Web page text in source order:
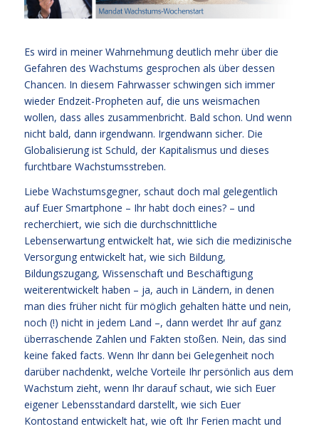
Es wird in meiner Wahrnehmung deutlich mehr über die
Gefahren des Wachstums gesprochen als über dessen
Chancen. In diesem Fahrwasser schwingen sich immer
wieder Endzeit-Propheten auf, die uns weismachen
wollen, dass alles zusammenbricht. Bald schon. Und wenn
nicht bald, dann irgendwann. Irgendwann sicher. Die
Globalisierung ist Schuld, der Kapitalismus und dieses
furchtbare Wachstumsstreben.
Liebe Wachstumsgegner, schaut doch mal gelegentlich
auf Euer Smartphone – Ihr habt doch eines? – und
recherchiert, wie sich die durchschnittliche
Lebenserwartung entwickelt hat, wie sich die medizinische
Versorgung entwickelt hat, wie sich Bildung,
Bildungszugang, Wissenschaft und Beschäftigung
weiterentwickelt haben – ja, auch in Ländern, in denen
man dies früher nicht für möglich gehalten hätte und nein,
noch (!) nicht in jedem Land –, dann werdet Ihr auf ganz
überraschende Zahlen und Fakten stoßen. Nein, das sind
keine faked facts. Wenn Ihr dann bei Gelegenheit noch
darüber nachdenkt, welche Vorteile Ihr persönlich aus dem
Wachstum zieht, wenn Ihr darauf schaut, wie sich Euer
eigener Lebensstandard darstellt, wie sich Euer
Kontostand entwickelt hat, wie oft Ihr Ferien macht und